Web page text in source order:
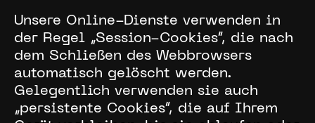
Unsere Online-Dienste verwenden in
der Regel „Session-Cookies“, die nach
dem Schließen des Webbrowsers
automatisch gelöscht werden.
Gelegentlich verwenden sie auch
„persistente Cookies“, die auf Ihrem